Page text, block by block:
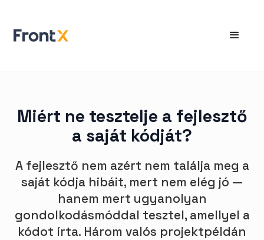
Miért ne tesztelje a fejlesztő
a saját kódját?
A fejlesztő nem azért nem találja meg a
saját kódja hibáit, mert nem elég jó —
hanem mert ugyanolyan
gondolkodásmóddal tesztel, amellyel a
kódot írta. Három valós projektpéldán